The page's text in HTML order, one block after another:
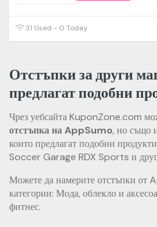
31 Used - 0 Today
Отстъпки за други
предлагат подобни
Чрез уебсайта KuponZone.com
отстъпка на AppSumo, но също
които предлагат подобни
Soccer Garage RDX Sports и
Можете да намерите отстъпки от
категории: Мода, облекло и
фитнес.